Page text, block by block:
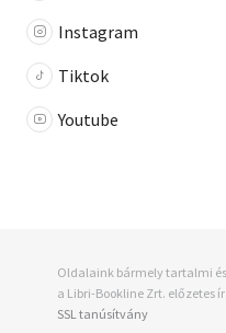
Instagram
Tiktok
Youtube
Oldalaink bármely tartalmi
a Libri-Bookline Zrt. előzetes
SSL tanúsítvány